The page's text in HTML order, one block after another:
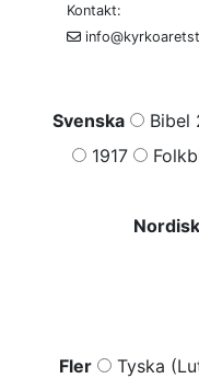
Kontakt:
Svenska Bibel
1917
Fler
Tyska